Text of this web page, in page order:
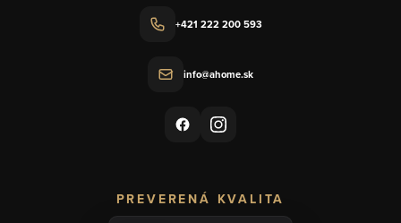
+421 222 200 593
info@ahome.sk
PREVERENÁ KVALITA